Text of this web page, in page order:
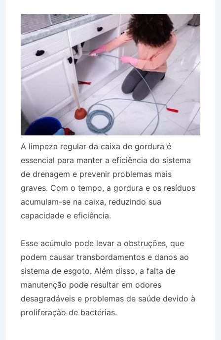
A limpeza regular da caixa de gordura é
essencial para manter a eficiência do sistema
de drenagem e prevenir problemas mais
graves. Com o tempo, a gordura e os resíduos
acumulam-se na caixa, reduzindo sua
capacidade e eficiência.
Esse acúmulo pode levar a obstruções, que
podem causar transbordamentos e danos ao
sistema de esgoto. Além disso, a falta de
manutenção pode resultar em odores
desagradáveis e problemas de saúde devido à
proliferação de bactérias.